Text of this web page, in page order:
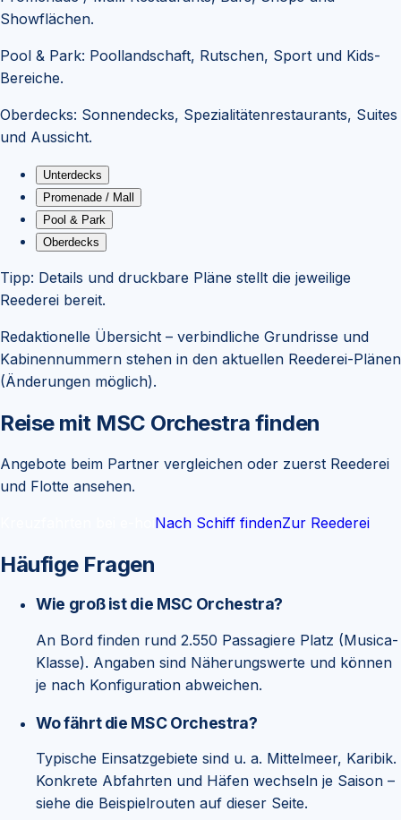
Showflächen.
Pool & Park: Poollandschaft, Rutschen, Sport und Kids-
Bereiche.
Oberdecks: Sonnendecks, Spezialitätenrestaurants, Suites
und Aussicht.
Unterdecks
Promenade / Mall
Pool & Park
Oberdecks
Tipp: Details und druckbare Pläne stellt die jeweilige
Reederei bereit.
Redaktionelle Übersicht – verbindliche Grundrisse und
Kabinennummern stehen in den aktuellen Reederei-Plänen
(Änderungen möglich).
Reise mit MSC Orchestra finden
Angebote beim Partner vergleichen oder zuerst Reederei
und Flotte ansehen.
Nach Schiff findenZur Reederei
Häufige Fragen
Wie groß ist die MSC Orchestra?
An Bord finden rund 2.550 Passagiere Platz (Musica-
Klasse). Angaben sind Näherungswerte und können
je nach Konfiguration abweichen.
Wo fährt die MSC Orchestra?
Typische Einsatzgebiete sind u. a. Mittelmeer, Karibik.
Konkrete Abfahrten und Häfen wechseln je Saison –
siehe die Beispielrouten auf dieser Seite.